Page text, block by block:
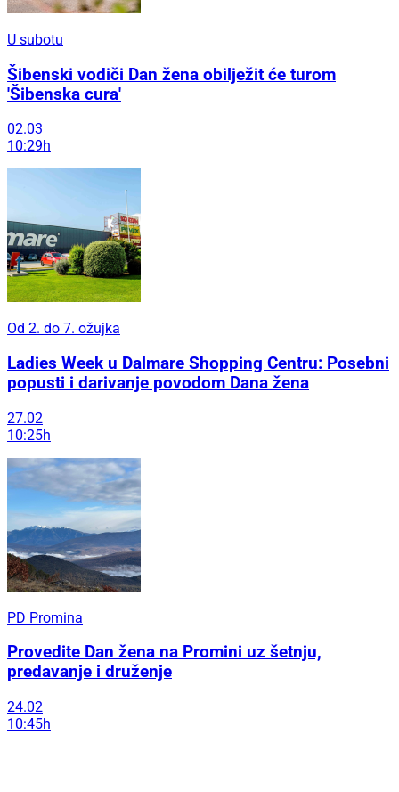
U subotu
Šibenski vodiči Dan žena obilježit će turom
'Šibenska cura'
02.03
10:29h
Od 2. do 7. ožujka
Ladies Week u Dalmare Shopping Centru: Posebni
popusti i darivanje povodom Dana žena
27.02
10:25h
PD Promina
Provedite Dan žena na Promini uz šetnju,
predavanje i druženje
24.02
10:45h